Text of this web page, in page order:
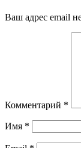
Ваш адрес email
Комментарий *
Имя *